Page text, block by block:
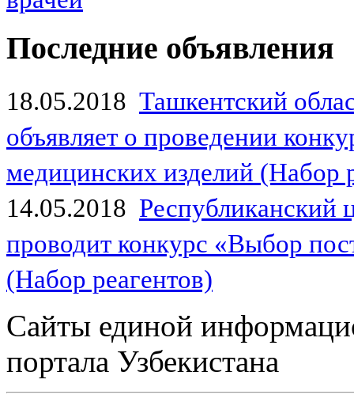
Последние объявления
18.05.2018 Ташкентский
объявляет о проведении
медицинских изделий (Набор
14.05.2018
проводит конкурс «Выбор
(Набор реагентов)
Сайты единой
портала Узбекистана